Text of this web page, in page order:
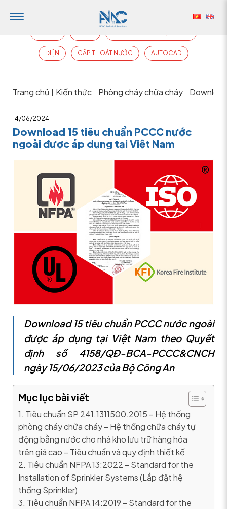
ĐIỆN CẤP THOÁT NƯỚC AUTOCAD
Trang chủ Kiến thức Phòng cháy chữa cháy
14/06/2024
Download 15 tiêu chuẩn PCCC nước
ngoài được áp dụng tại Việt Nam
Download 15 tiêu chuẩn PCCC nước ngoài
được áp dụng tại Việt Nam theo Quyết
định số 4158/QĐ-BCA-PCCC&CNCH
ngày 15/06/2023 của Bộ Công An
Mục lục bài viết
1. Tiêu chuẩn SP 241.1311500.2015 – Hệ thống
phòng cháy chữa cháy – Hệ thống chữa cháy tự
động bằng nước cho nhà kho lưu trữ hàng hóa
trên giá cao – Tiêu chuẩn và quy định thiết kế
2. Tiêu chuẩn NFPA 13:2022 – Standard for the
Installation of Sprinkler Systems (Lắp đặt hệ
thống Sprinkler)
3. Tiêu chuẩn NFPA 14:2019 – Standard for the